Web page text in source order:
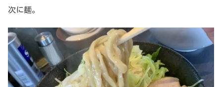
次に麺。